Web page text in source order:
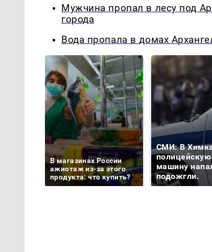
Мужчина пропал в лесу под
города
Вода пропала в домах
В магазинах России
ажиотаж из-за этого
продукта: что купить?
СМИ: В
полицейскую
машину
подожгли.